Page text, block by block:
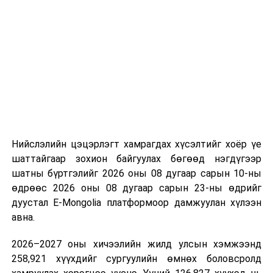
арилжааны банкнаас авчээ. Газрын тосны
бүтээгдэхүүний агуулахын барилга угсралтын ажлын
гүйцэтгэл 95 хувьтай байгаа бөгөөд 2026 оны
наймдугаар сарын 20-ны дотор бүрэн дуусгаж,
ашиглалтад оруулах гэж байна. Эдгээр агуулах
ашиглалтад орсноор Улаанбаатар хотын АИ-92-ийн
Ерөнхий сайд тус агуулахыг ашиглалтад хүлээн
авахад зөвшөөрлийн саад бэрхшээл учруулахгүй
Нийслэлийн цэцэрлэгт хамрагдах хүсэлтийг хоёр үе
шаттайгаар зохион байгуулах бөгөөд нэгдүгээр
шатны бүртгэлийг 2026 оны 08 дугаар сарын 10-ны
өдрөөс 2026 оны 08 дугаар сарын 23-ны өдрийг
дуустал E-Mongolia платформоор дамжуулан хүлээн
авна.
2026–2027 оны хичээлийн жилд улсын хэмжээнд
258,921 хүүхдийг сургуулийн өмнөх боловсролд